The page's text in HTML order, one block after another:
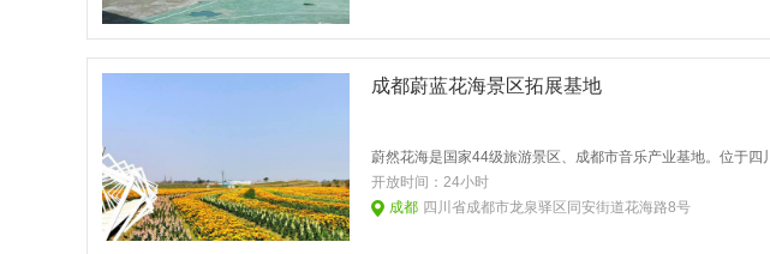
成都蔚蓝花海景区拓展基地
开放时间： 24小时
成都 四川省成都市龙泉驿区同安街道花海路8号